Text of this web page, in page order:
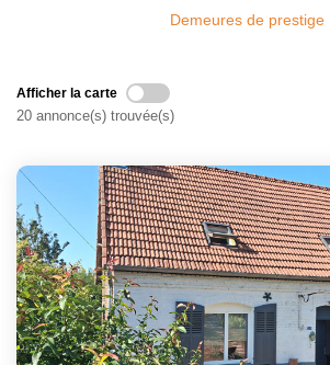
CONTACT
Demeures de prestige
Afficher la carte
20 annonce(s) trouvée(s)